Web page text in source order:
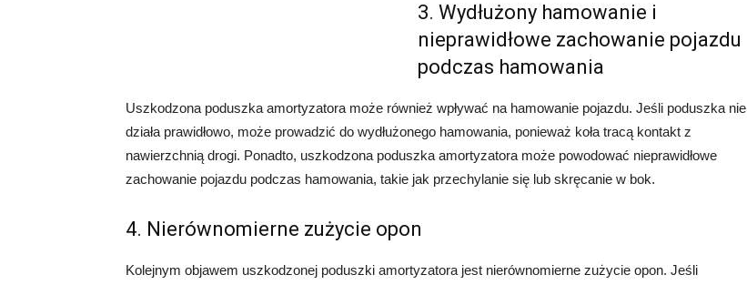
3. Wydłużony hamowanie i
nieprawidłowe zachowanie pojazdu
podczas hamowania
Uszkodzona poduszka amortyzatora może również wpływać na hamowanie pojazdu. Jeśli poduszka nie
działa prawidłowo, może prowadzić do wydłużonego hamowania, ponieważ koła tracą kontakt z
nawierzchnią drogi. Ponadto, uszkodzona poduszka amortyzatora może powodować nieprawidłowe
zachowanie pojazdu podczas hamowania, takie jak przechylanie się lub skręcanie w bok.
4. Nierównomierne zużycie opon
Kolejnym objawem uszkodzonej poduszki amortyzatora jest nierównomierne zużycie opon. Jeśli